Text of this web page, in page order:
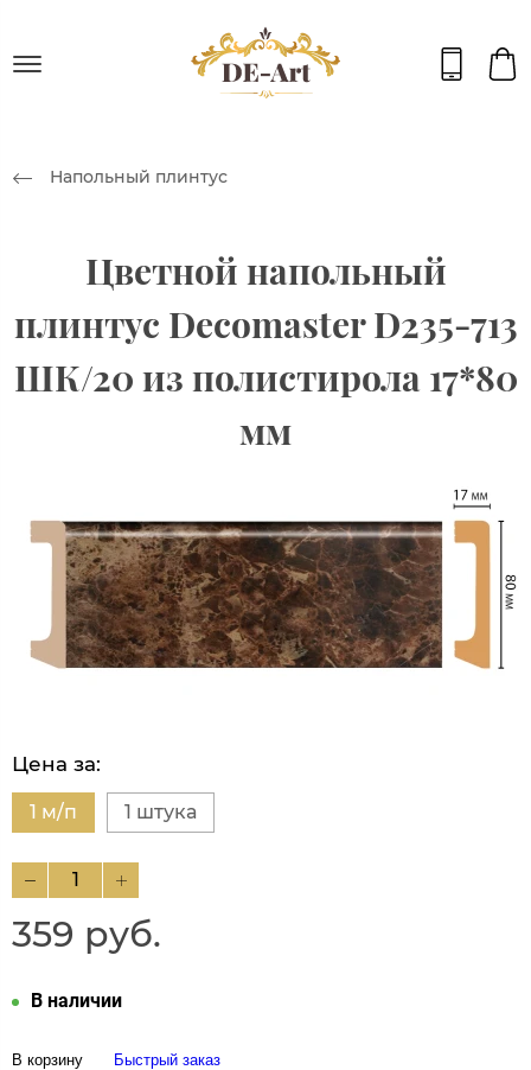
Напольный плинтус
Цветной напольный
плинтус Decomaster D235-713
ШК/20 из полистирола 17*80
мм
Цена за:
1 м/п 1 штука
359 руб.
В наличии
В корзину Быстрый заказ